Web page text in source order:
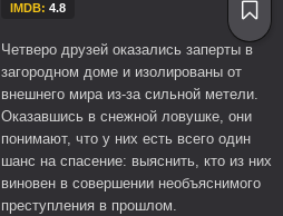
IMDB: 4.8
Четверо друзей оказались заперты в
загородном доме и изолированы от
внешнего мира из-за сильной метели.
Оказавшись в снежной ловушке, они
понимают, что у них есть всего один
шанс на спасение: выяснить, кто из них
виновен в совершении необъяснимого
преступления в прошлом.